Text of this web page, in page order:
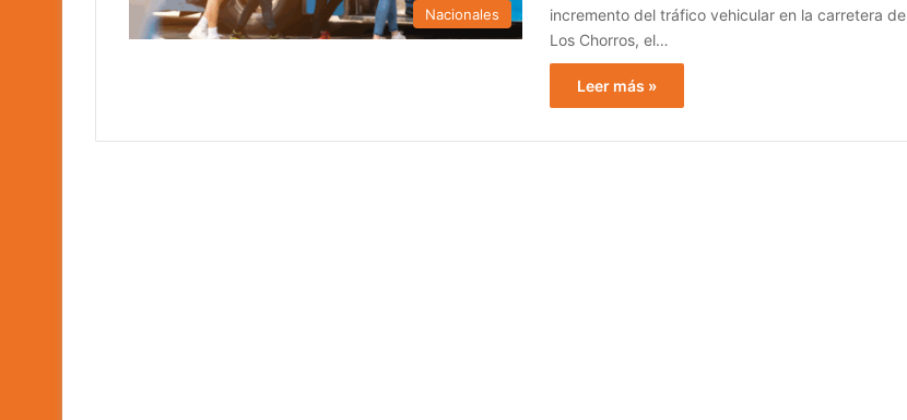
Nacionales
incremento del tráfico vehicular en la carretera de
Los Chorros, el…
Leer más »